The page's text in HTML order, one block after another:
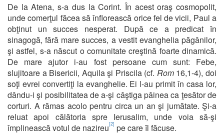
De la Atena, s-a dus la Corint. În acest oraş cosmopolit,
unde comerţul făcea să înflorească orice fel de vicii, Paul a
obţinut un succes nesperat. După ce a predicat în
sinagogă, fără mare succes, a vestit evanghelia păgânilor,
şi astfel, s-a născut o comunitate creştină foarte dinamică.
De mare ajutor i-au fost persoane cum sunt: Febe,
slujitoare a Bisericii, Aquila şi Priscila (cf. Rom 16,1-4), doi
soţi evrei convertiţi la evanghelie. Ei l-au primit în casa lor,
dându-i şi posibilitatea de a-şi câştiga pâinea ca ţesător de
corturi. A rămas acolo pentru circa un an şi jumătate. Şi-a
reluat apoi călătoria spre Ierusalim, unde voia să-şi
împlinească votul de nazireu[2] pe care îl făcuse.